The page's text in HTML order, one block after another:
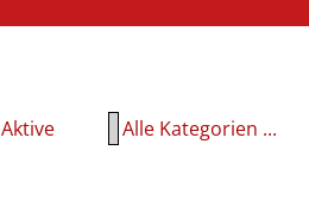
Aktive Alle Kategorien ...